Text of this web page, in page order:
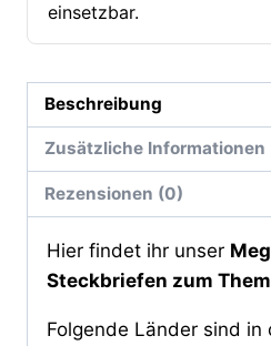
einsetzbar.
Beschreibung
Zusätzliche Informationen
Rezensionen (0)
Hier findet ihr unser
Steckbriefen zum
Folgende Länder sind in